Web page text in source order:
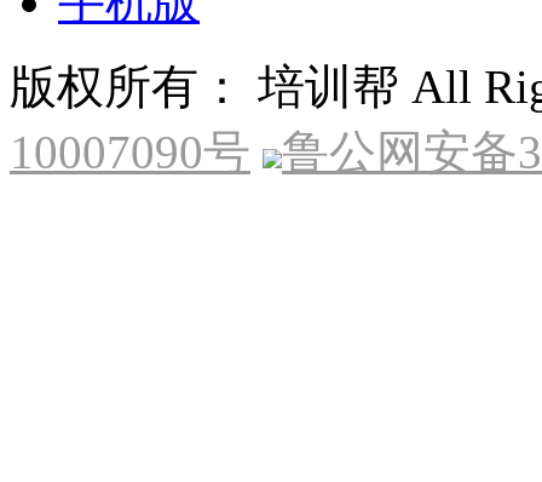
版权所有： 培训帮 All
10007090号
鲁公网安备